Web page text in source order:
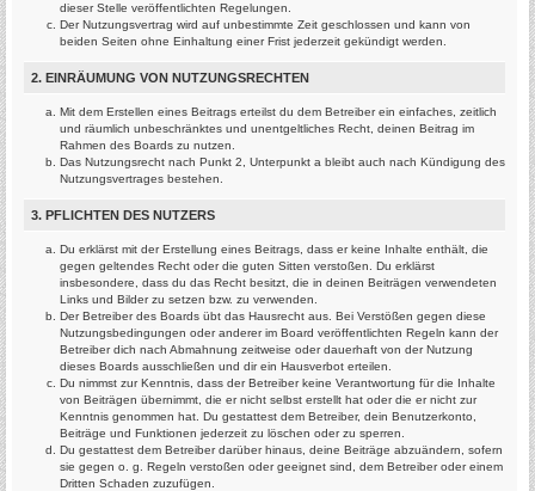
dieser Stelle veröffentlichten Regelungen.
Der Nutzungsvertrag wird auf unbestimmte Zeit geschlossen und kann von
beiden Seiten ohne Einhaltung einer Frist jederzeit gekündigt werden.
2. EINRÄUMUNG VON NUTZUNGSRECHTEN
Mit dem Erstellen eines Beitrags erteilst du dem Betreiber ein einfaches, zeitlich
und räumlich unbeschränktes und unentgeltliches Recht, deinen Beitrag im
Rahmen des Boards zu nutzen.
Das Nutzungsrecht nach Punkt 2, Unterpunkt a bleibt auch nach Kündigung des
Nutzungsvertrages bestehen.
3. PFLICHTEN DES NUTZERS
Du erklärst mit der Erstellung eines Beitrags, dass er keine Inhalte enthält, die
gegen geltendes Recht oder die guten Sitten verstoßen. Du erklärst
insbesondere, dass du das Recht besitzt, die in deinen Beiträgen verwendeten
Links und Bilder zu setzen bzw. zu verwenden.
Der Betreiber des Boards übt das Hausrecht aus. Bei Verstößen gegen diese
Nutzungsbedingungen oder anderer im Board veröffentlichten Regeln kann der
Betreiber dich nach Abmahnung zeitweise oder dauerhaft von der Nutzung
dieses Boards ausschließen und dir ein Hausverbot erteilen.
Du nimmst zur Kenntnis, dass der Betreiber keine Verantwortung für die Inhalte
von Beiträgen übernimmt, die er nicht selbst erstellt hat oder die er nicht zur
Kenntnis genommen hat. Du gestattest dem Betreiber, dein Benutzerkonto,
Beiträge und Funktionen jederzeit zu löschen oder zu sperren.
Du gestattest dem Betreiber darüber hinaus, deine Beiträge abzuändern, sofern
sie gegen o. g. Regeln verstoßen oder geeignet sind, dem Betreiber oder einem
Dritten Schaden zuzufügen.